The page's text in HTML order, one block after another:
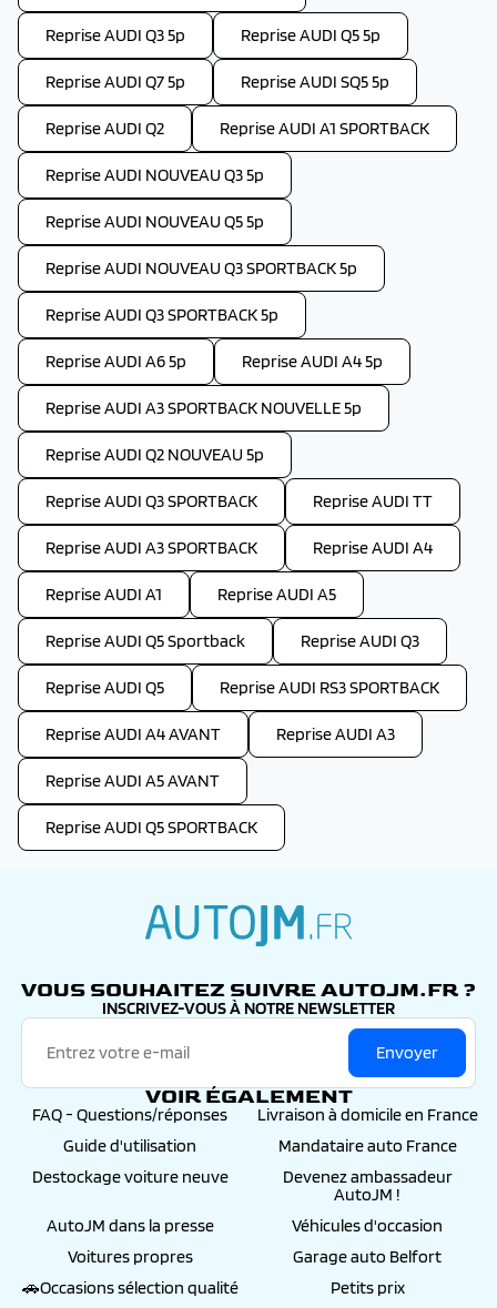
Reprise AUDI Q3 5p Reprise AUDI Q5 5p
Reprise AUDI Q7 5p Reprise AUDI SQ5 5p
Reprise AUDI Q2 Reprise AUDI A1 SPORTBACK
Reprise AUDI NOUVEAU Q3 5p
Reprise AUDI NOUVEAU Q5 5p
Reprise AUDI NOUVEAU Q3 SPORTBACK 5p
Reprise AUDI Q3 SPORTBACK 5p
Reprise AUDI A6 5p Reprise AUDI A4 5p
Reprise AUDI A3 SPORTBACK NOUVELLE 5p
Reprise AUDI Q2 NOUVEAU 5p
Reprise AUDI Q3 SPORTBACK Reprise AUDI TT
Reprise AUDI A3 SPORTBACK Reprise AUDI A4
Reprise AUDI A1 Reprise AUDI A5
Reprise AUDI Q5 Sportback Reprise AUDI Q3
Reprise AUDI Q5 Reprise AUDI RS3 SPORTBACK
Reprise AUDI A4 AVANT Reprise AUDI A3
Reprise AUDI A5 AVANT
Reprise AUDI Q5 SPORTBACK
VOUS SOUHAITEZ SUIVRE AUTOJM.FR ?
INSCRIVEZ-VOUS À NOTRE NEWSLETTER
Envoyer
VOIR ÉGALEMENT
FAQ - Questions/réponses
Livraison à domicile en France
Guide d'utilisation
Mandataire auto France
Destockage voiture neuve
Devenez ambassadeur
AutoJM !
AutoJM dans la presse
Véhicules d'occasion
Voitures propres
Garage auto Belfort
🚗Occasions sélection qualité
Petits prix